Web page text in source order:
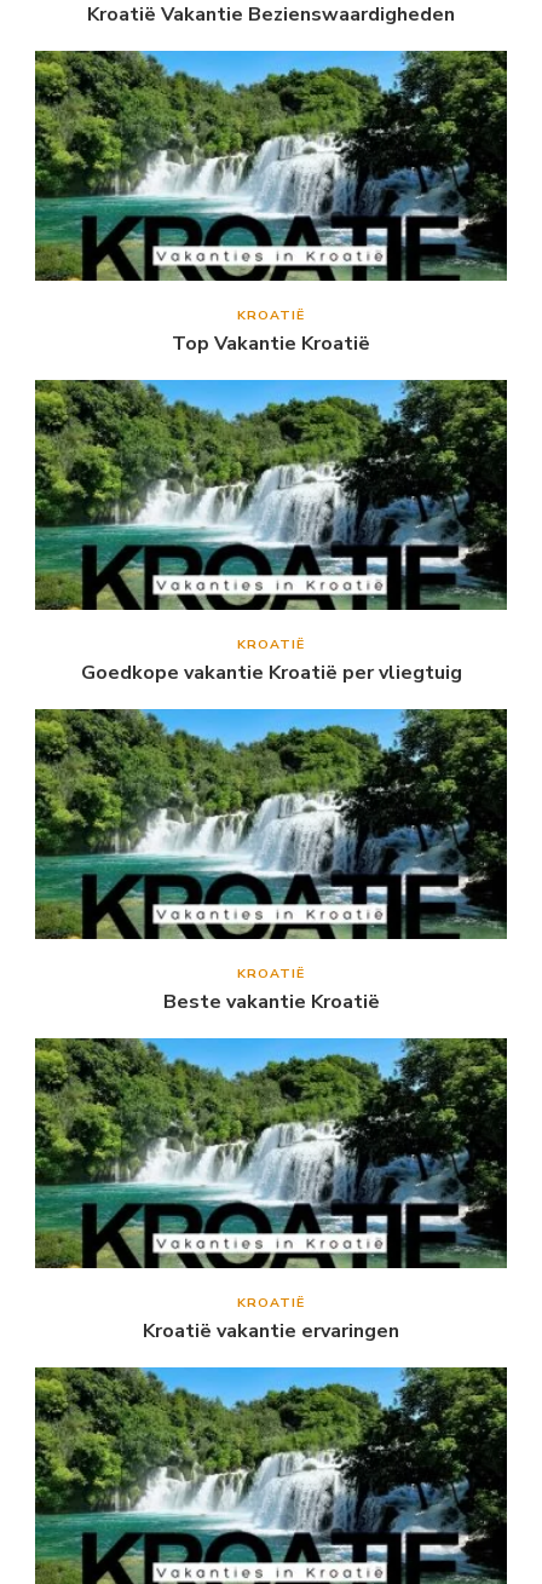
Kroatië Vakantie Bezienswaardigheden
KROATIË
Top Vakantie Kroatië
KROATIË
Goedkope vakantie Kroatië per vliegtuig
KROATIË
Beste vakantie Kroatië
KROATIË
Kroatië vakantie ervaringen